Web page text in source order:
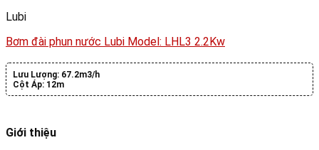
Lubi
Bơm đài phun nước Lubi Model: LHL3 2.2Kw
Lưu Lượng: 67.2m3/h
Cột Áp: 12m
Giới thiệu